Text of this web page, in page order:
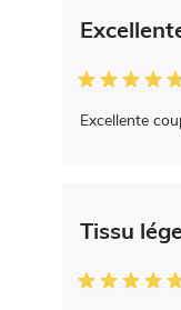
Excellente
Tissu